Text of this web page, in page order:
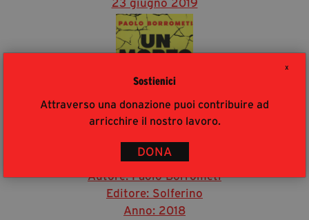
X
Sostienici
Attraverso una donazione puoi contribuire ad
arricchire il nostro lavoro.
DONA
23 giugno 2019
Un morto ogni tanto
La mia battaglia contro la mafia invisibile
Autore: Paolo Borrometi
Editore: Solferino
Anno: 2018